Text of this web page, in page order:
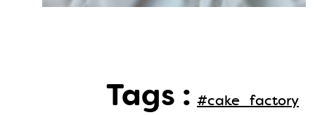
Tags : #cake_factory